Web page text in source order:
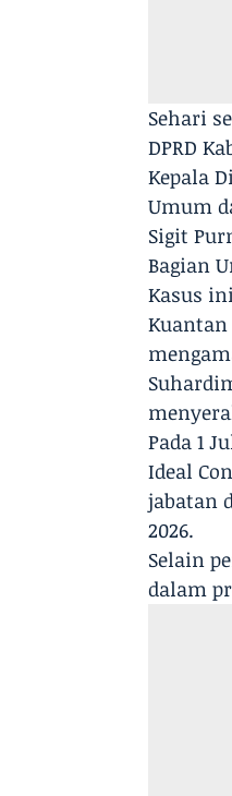
Sehari
DPRD
Kepala
Umum
Sigit
Bagian
Kasus
Kuantan
Pada 1
Ideal
jabatan
2026.
Selain
dalam